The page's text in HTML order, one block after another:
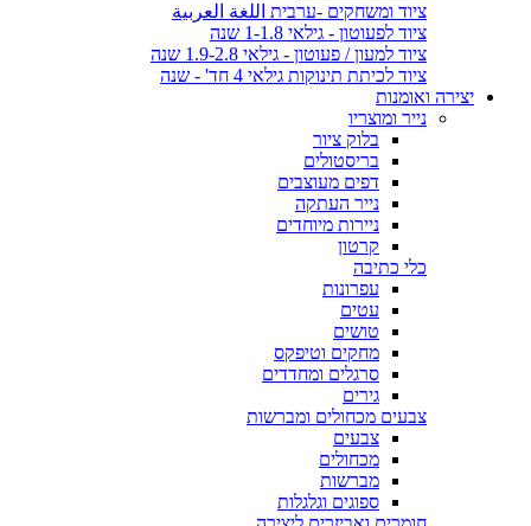
ציוד ומשחקים -ערבית اللغة العربية
ציוד לפעוטון - גילאי 1-1.8 שנה
ציוד למעון / פעוטון - גילאי 1.9-2.8 שנה
ציוד לכיתת תינוקות גילאי 4 חד' - שנה
יצירה ואומנות
נייר ומוצריו
בלוק ציור
בריסטולים
דפים מעוצבים
נייר העתקה
ניירות מיוחדים
קרטון
כלי כתיבה
עפרונות
עטים
טושים
מחקים וטיפקס
סרגלים ומחדדים
גירים
צבעים מכחולים ומברשות
צבעים
מכחולים
מברשות
ספוגים וגלגלות